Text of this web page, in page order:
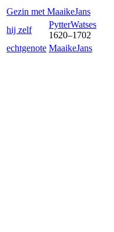
Gezin met MaaikeJans
hij zelf
PytterWatses
1620–1702
echtgenote MaaikeJans